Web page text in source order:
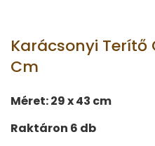
Karácsonyi Terítő
Cm
Méret: 29 x 43 cm
Raktáron 6 db